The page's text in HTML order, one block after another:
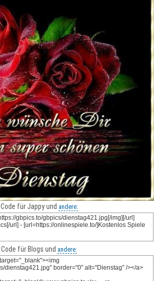
Code für Jappy und andere:
Code für Blogs und andere: